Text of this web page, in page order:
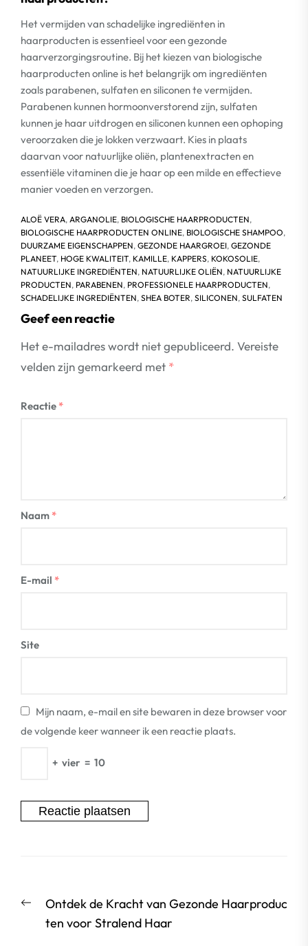
Het vermijden van schadelijke ingrediënten in
haarproducten is essentieel voor een gezonde
haarverzorgingsroutine. Bij het kiezen van biologische
haarproducten online is het belangrijk om ingrediënten
zoals parabenen, sulfaten en siliconen te vermijden.
Parabenen kunnen hormoonverstorend zijn, sulfaten
kunnen je haar uitdrogen en siliconen kunnen een ophoping
veroorzaken die je lokken verzwaart. Kies in plaats
daarvan voor natuurlijke oliën, plantenextracten en
essentiële vitaminen die je haar op een milde en effectieve
manier voeden en verzorgen.
ALOË VERA, ARGANOLIE, BIOLOGISCHE HAARPRODUCTEN,
BIOLOGISCHE HAARPRODUCTEN ONLINE, BIOLOGISCHE SHAMPOO,
DUURZAME EIGENSCHAPPEN, GEZONDE HAARGROEI, GEZONDE
PLANEET, HOGE KWALITEIT, KAMILLE, KAPPERS, KOKOSOLIE,
NATUURLIJKE INGREDIËNTEN, NATUURLIJKE OLIËN, NATUURLIJKE
PRODUCTEN, PARABENEN, PROFESSIONELE HAARPRODUCTEN,
SCHADELIJKE INGREDIËNTEN, SHEA BOTER, SILICONEN, SULFATEN
Geef een reactie
Het e-mailadres wordt niet gepubliceerd. Vereiste
velden zijn gemarkeerd met *
Reactie *
Naam *
E-mail *
Site
Mijn naam, e-mail en site bewaren in deze browser voor
de volgende keer wanneer ik een reactie plaats.
+ vier = 10
Vorige
bericht:
Ontdek de Kracht van Gezonde Haarproduc
ten voor Stralend Haar